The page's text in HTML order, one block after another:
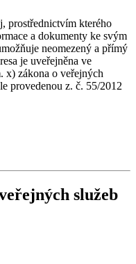
prostřednictvím kterého
a dokumenty ke svým
neomezený a přímý
je uveřejněna ve
x) zákona o veřejných
provedenou z. č. 55/2012
služeb